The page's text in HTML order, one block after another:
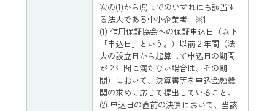
次の(1)から(5)までのいずれにも該当す
る法人である中小企業者。※1
(1) 信用保証協会への保証申込日（以下
「申込日」という。）以前２年間（法
人の設立日から起算して申込日の期間
が２年間に満たない場合は、その期
間）において、決算書等を申込金融機
関の求めに応じて提出していること。
(2) 申込日の直前の決算において、当該